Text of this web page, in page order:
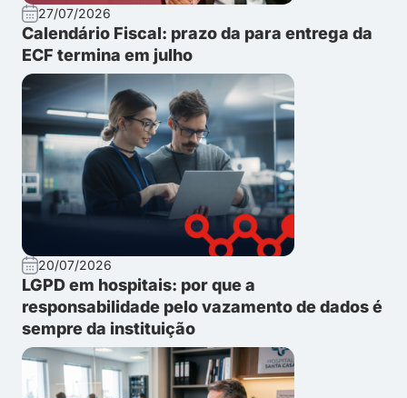
27/07/2026
Calendário Fiscal: prazo da para entrega da
ECF termina em julho
20/07/2026
LGPD em hospitais: por que a
responsabilidade pelo vazamento de dados é
sempre da instituição